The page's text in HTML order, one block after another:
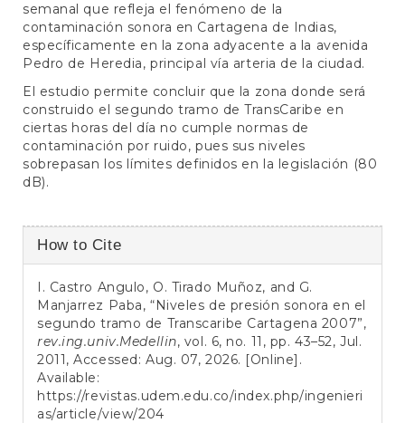
semanal que refleja el fenómeno de la
contaminación sonora en Cartagena de Indias,
específicamente en la zona adyacente a la avenida
Pedro de Heredia, principal vía arteria de la ciudad.
El estudio permite concluir que la zona donde será
construido el segundo tramo de TransCaribe en
ciertas horas del día no cumple normas de
contaminación por ruido, pues sus niveles
sobrepasan los límites definidos en la legislación (80
dB).
Article
Details
How to Cite
I. Castro Angulo, O. Tirado Muñoz, and G.
Manjarrez Paba, “Niveles de presión sonora en el
segundo tramo de Transcaribe Cartagena 2007”,
rev.ing.univ.Medellin, vol. 6, no. 11, pp. 43–52, Jul.
2011, Accessed: Aug. 07, 2026. [Online].
Available:
https://revistas.udem.edu.co/index.php/ingenieri
as/article/view/204